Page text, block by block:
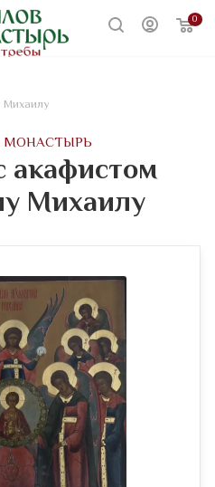
0
Михаилу
МОНАСТЫРЬ
акафистом
Михаилу